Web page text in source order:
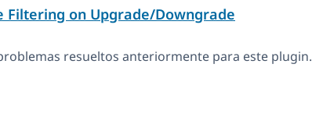
Filtering on Upgrade/Downgrade
resueltos anteriormente para este plugin.